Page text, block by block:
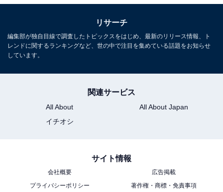
リサーチ
編集部が独自目線で調査したトピックスをはじめ、最新のリリース情報、ト
レンドに関するランキングなど、世の中で注目を集めている話題をお知らせ
しています。
関連サービス
All About
All About Japan
イチオシ
サイト情報
会社概要
広告掲載
プライバシーポリシー
著作権・商標・免責事項